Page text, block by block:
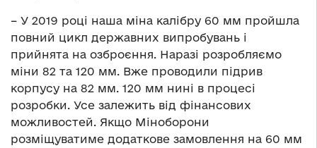
– У 2019 році наша міна калібру 60 мм пройшла
повний цикл державних випробувань і
прийнята на озброєння. Наразі розробляємо
міни 82 та 120 мм. Вже проводили підрив
корпусу на 82 мм. 120 мм нині в процесі
розробки. Усе залежить від фінансових
можливостей. Якщо Міноборони
розміщуватиме додаткове замовлення на 60 мм